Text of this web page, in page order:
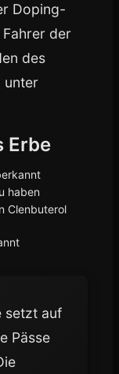
Doping-
der
des
unter
Erbe
haben
Clenbuterol
setzt auf
Pässe